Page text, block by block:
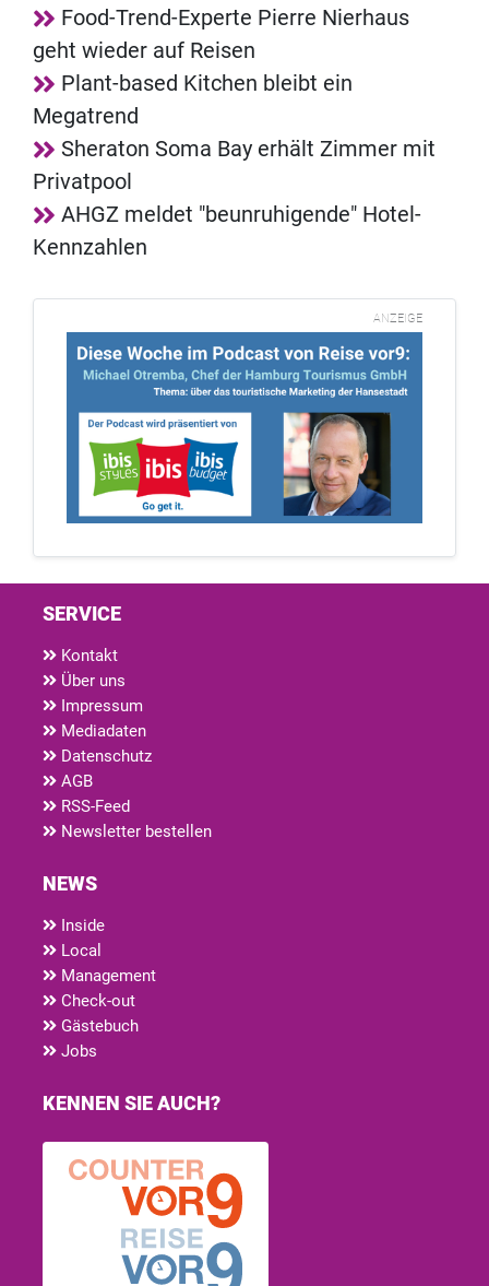
Food-Trend-Experte Pierre Nierhaus
geht wieder auf Reisen
Plant-based Kitchen bleibt ein
Megatrend
Sheraton Soma Bay erhält Zimmer mit
Privatpool
AHGZ meldet "beunruhigende" Hotel-
Kennzahlen
ANZEIGE
SERVICE
Kontakt
Über uns
Impressum
Mediadaten
Datenschutz
AGB
RSS-Feed
Newsletter bestellen
NEWS
Inside
Local
Management
Check-out
Gästebuch
Jobs
KENNEN SIE AUCH?